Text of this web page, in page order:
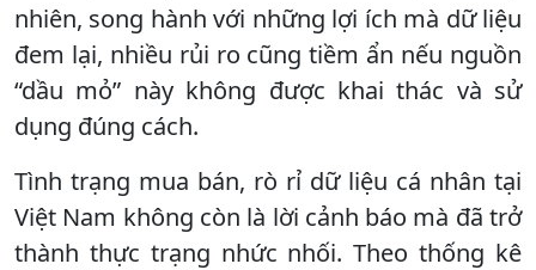
nhiên, song hành với những lợi ích mà dữ liệu
đem lại, nhiều rủi ro cũng tiềm ẩn nếu nguồn
“dầu mỏ” này không được khai thác và sử
dụng đúng cách.
Tình trạng mua bán, rò rỉ dữ liệu cá nhân tại
Việt Nam không còn là lời cảnh báo mà đã trở
thành thực trạng nhức nhối. Theo thống kê